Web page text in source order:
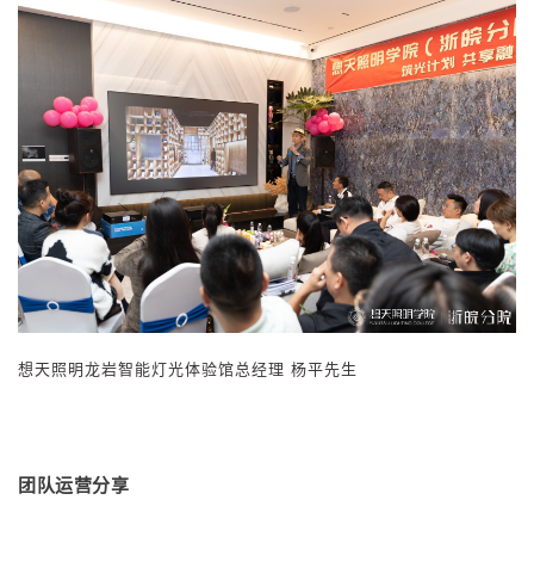
想天照明龙岩智能灯光体验馆总经理 杨平先生
团队运营分享